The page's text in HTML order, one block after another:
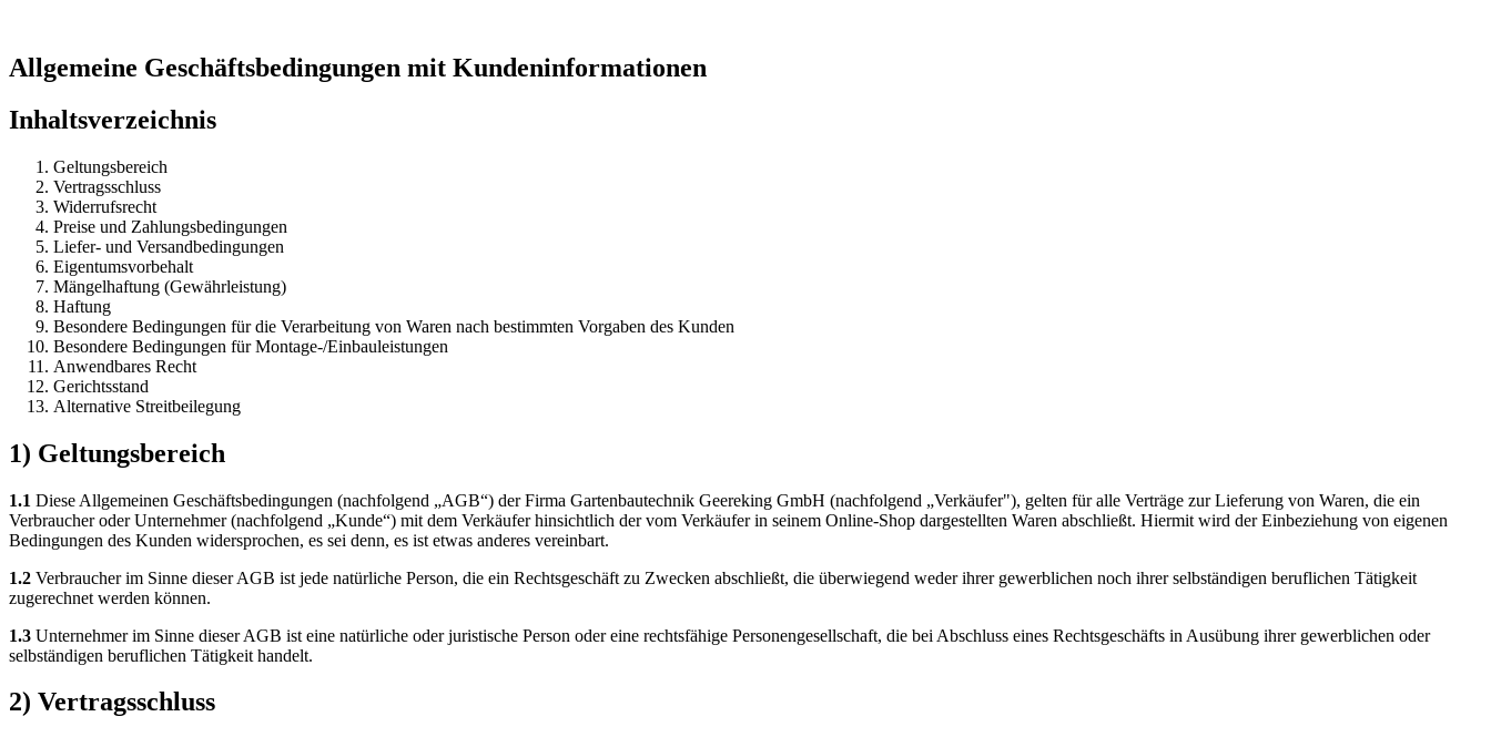
Allgemeine Geschäftsbedingungen mit Kundeninformationen
Inhaltsverzeichnis
Geltungsbereich
Vertragsschluss
Widerrufsrecht
Preise und Zahlungsbedingungen
Liefer- und Versandbedingungen
Eigentumsvorbehalt
Mängelhaftung (Gewährleistung)
Haftung
Besondere Bedingungen für die Verarbeitung von Waren nach bestimmten Vorgaben des Kunden
Besondere Bedingungen für Montage-/Einbauleistungen
Anwendbares Recht
Gerichtsstand
Alternative Streitbeilegung
1) Geltungsbereich
1.1 Diese Allgemeinen Geschäftsbedingungen (nachfolgend „AGB“) der Firma Gartenbautechnik Geereking GmbH (nachfolgend „Verkäufer"), gelten für alle Verträge zur Lieferung von Waren, die ein
Verbraucher oder Unternehmer (nachfolgend „Kunde“) mit dem Verkäufer hinsichtlich der vom Verkäufer in seinem Online-Shop dargestellten Waren abschließt. Hiermit wird der Einbeziehung von eigenen
Bedingungen des Kunden widersprochen, es sei denn, es ist etwas anderes vereinbart.
1.2 Verbraucher im Sinne dieser AGB ist jede natürliche Person, die ein Rechtsgeschäft zu Zwecken abschließt, die überwiegend weder ihrer gewerblichen noch ihrer selbständigen beruflichen Tätigkeit
zugerechnet werden können.
1.3 Unternehmer im Sinne dieser AGB ist eine natürliche oder juristische Person oder eine rechtsfähige Personengesellschaft, die bei Abschluss eines Rechtsgeschäfts in Ausübung ihrer gewerblichen oder
selbständigen beruflichen Tätigkeit handelt.
2) Vertragsschluss